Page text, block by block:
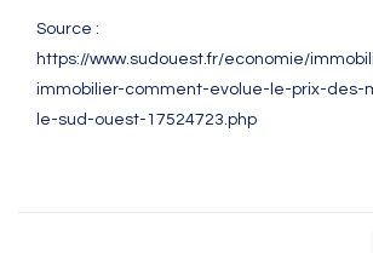
Source :
https://www.sudouest.fr/economie/
immobilier-comment-evolue-le-prix-des-
le-sud-ouest-17524723.php